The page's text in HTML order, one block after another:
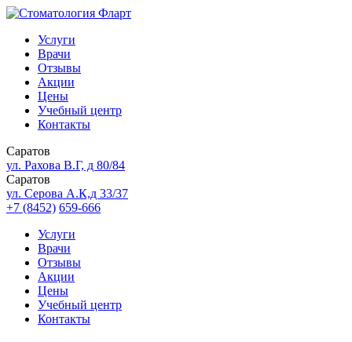
Услуги
Врачи
Отзывы
Акции
Цены
Учебный центр
Контакты
Саратов
ул. Рахова В.Г, д 80/84
Саратов
ул. Серова А.К,д 33/37
+7 (8452) 659-666
Услуги
Врачи
Отзывы
Акции
Цены
Учебный центр
Контакты